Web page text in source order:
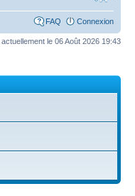
FAQ Connexion
le 06 Août 2026 19:43